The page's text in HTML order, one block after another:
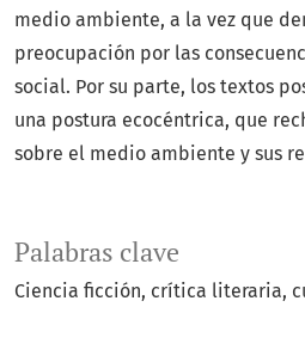
Palabras clave
Ciencia ficción crítica literaria
medio ambiente, a la vez que
preocupación por las
social. Por su parte, los textos
una postura ecocéntrica, que
sobre el medio ambiente y sus